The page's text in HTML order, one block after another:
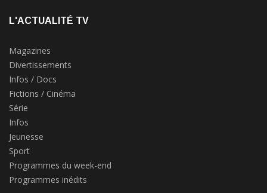
L'ACTUALITÉ TV
Magazines
Divertissements
Infos / Docs
Fictions / Cinéma
Série
Infos
Jeunesse
Sport
Programmes du week-end
Programmes inédits